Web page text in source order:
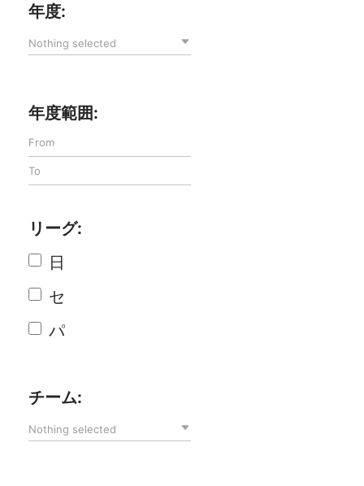
年度:
Nothing selected
年度範囲:
リーグ:
日
セ
パ
チーム:
Nothing selected